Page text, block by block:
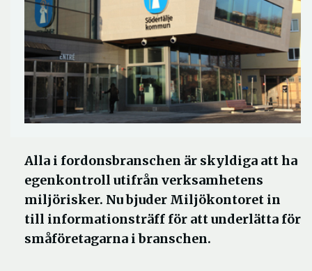
Alla i fordonsbranschen är skyldiga att ha
egenkontroll utifrån verksamhetens
miljörisker. Nu bjuder Miljökontoret in
till informationsträff för att underlätta för
småföretagarna i branschen.